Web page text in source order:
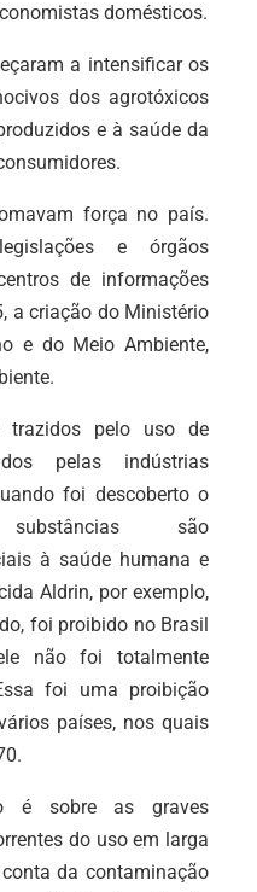
domésticos.
a intensificar os
dos agrotóxicos
e à saúde da
força no país.
e órgãos
de informações
a criação do Ministério
e do Meio Ambiente,
trazidos pelo uso de
pelas indústrias
foi descoberto o
são
à saúde humana e
Aldrin, por exemplo,
foi proibido no Brasil
não foi totalmente
foi uma proibição
países, nos quais
é sobre as graves
do uso em larga
da contaminação